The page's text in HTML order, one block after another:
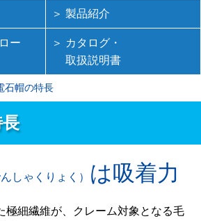
＞ 製品紹介
ー
＞ カタログ・
取扱説明書
石帽の特長
んしゃくりょく） は吸着力
極細繊維が、クレーム対象となる毛